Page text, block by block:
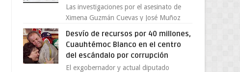
Las investigaciones por el asesinato de
Ximena Guzmán Cuevas y José Muñoz
Vega, secretaria particular y coordinador
de asesores de la jefa d...
Desvío de recursos por 40 millones,
Cuauhtémoc Blanco en el centro
del escándalo por corrupción
El exgobernador y actual diputado